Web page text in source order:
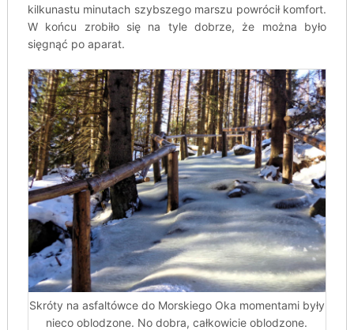
kilkunastu minutach szybszego marszu powrócił komfort.
W końcu zrobiło się na tyle dobrze, że można było
sięgnąć po aparat.
Skróty na asfaltówce do Morskiego Oka momentami były
nieco oblodzone. No dobra, całkowicie oblodzone.